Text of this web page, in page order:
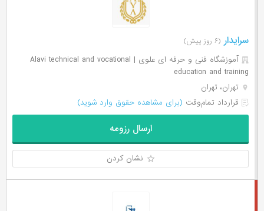
سرایدار (۶ روز پیش)
آموزشگاه فنی و حرفه ای علوی | Alavi technical and vocational
education and training
تهران، تهران
قرارداد تمام‌وقت (برای مشاهده حقوق وارد شوید)
ارسال رزومه
نشان کردن